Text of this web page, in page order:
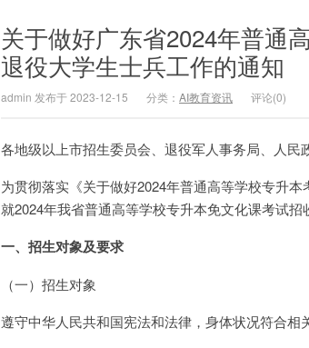
关于做好广东省2024年普通
退役大学生士兵工作的通知
admin 发布于 2023-12-15 分类： AI教育资讯 评论(0)
各地级以上市招生委员会、退役军人事务局、人民
为贯彻落实《关于做好2024年普通高等学校专升
就2024年我省普通高等学校专升本免文化课考试招
一、招生对象及要求
（一）招生对象
遵守中华人民共和国宪法和法律，身体状况符合相